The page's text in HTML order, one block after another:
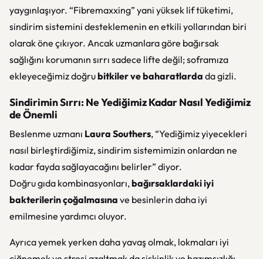
yaygınlaşıyor. “Fibremaxxing” yani yüksek lif tüketimi,
sindirim sistemini desteklemenin en etkili yollarından biri
olarak öne çıkıyor. Ancak uzmanlara göre bağırsak
sağlığını korumanın sırrı sadece lifte değil; soframıza
ekleyeceğimiz doğrubitkiler ve baharatlarda da gizli.
Sindirimin Sırrı: Ne Yediğimiz Kadar Nasıl Yediğimiz
de Önemli
Beslenme uzmanı Laura Southers, “Yediğimiz yiyecekleri
nasıl birleştirdiğimiz, sindirim sistemimizin onlardan ne
kadar fayda sağlayacağını belirler” diyor.
Doğru gıda kombinasyonları,bağırsaklardaki iyi
bakterilerin çoğalmasına ve besinlerin daha iyi
emilmesine yardımcı oluyor.
Ayrıca yemek yerken daha yavaş olmak, lokmaları iyi